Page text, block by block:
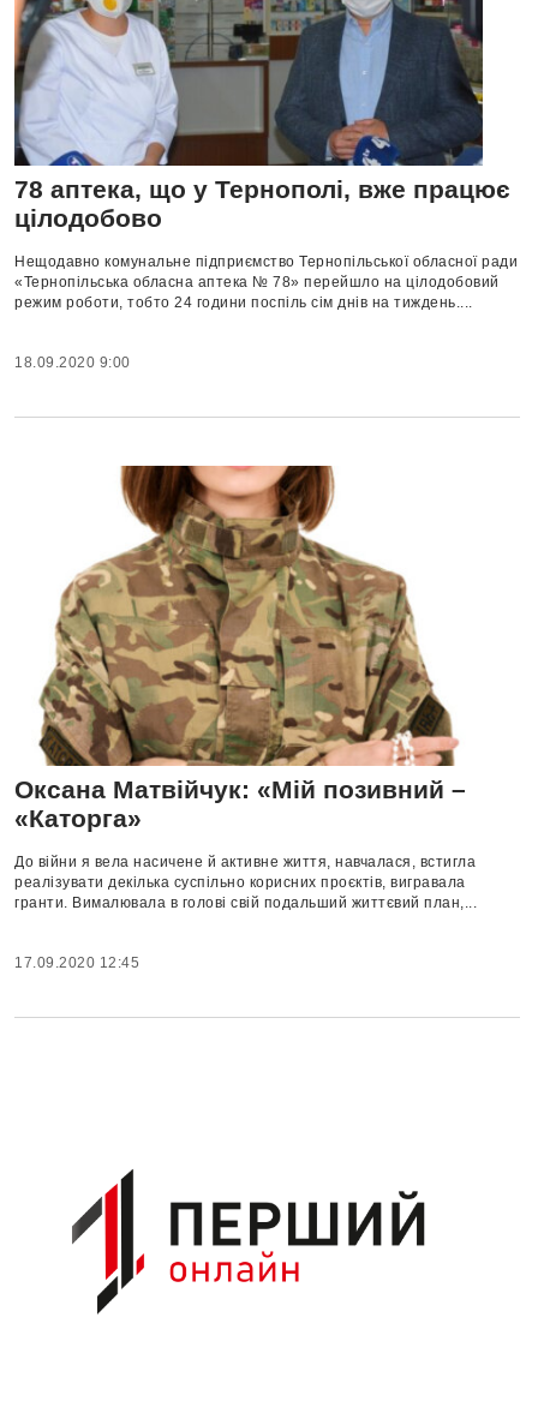
78 аптека, що у Тернополі, вже працює
цілодобово
Нещодавно комунальне підприємство Тернопільської обласної ради
«Тернопільська обласна аптека № 78» перейшло на цілодобовий
режим роботи, тобто 24 години поспіль сім днів на тиждень....
18.09.2020 9:00
Оксана Матвійчук: «Мій позивний –
«Каторга»
До війни я вела насичене й активне життя, навчалася, встигла
реалізувати декілька суспільно корисних проєктів, вигравала
гранти. Вималювала в голові свій подальший життєвий план,...
17.09.2020 12:45